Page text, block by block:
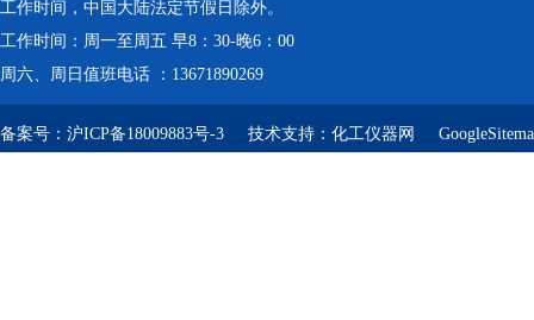
工作时间，中国大陆法定节假日除外。
工作时间：周一至周五 早8：30-晚6：00
周六、周日值班电话 ：13671890269
备案号： 沪ICP备18009883号-3 技术支持： 化工仪器网